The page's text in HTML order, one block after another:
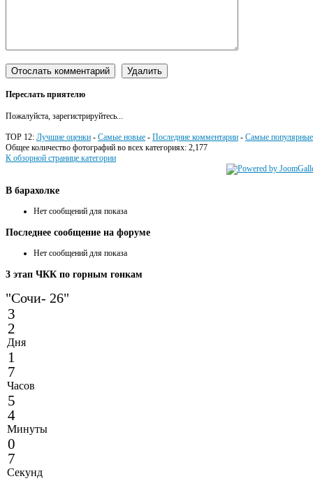
Переслать приятелю
Пожалуйста, зарегистрируйтесь...
TOP 12: Лучшие оценки - Самые новые - Последние комментарии - Самые популярные
Общее количество фотографий во всех категориях: 2,177
К обзорной странице категории
В барахолке
Нет сообщений для показа
Последнее сообщение на форуме
Нет сообщений для показа
3 этап ЧКК по горным гонкам
"Сочи- 26"
3
2
Дня
1
7
Часов
5
4
Минуты
0
7
Секунд